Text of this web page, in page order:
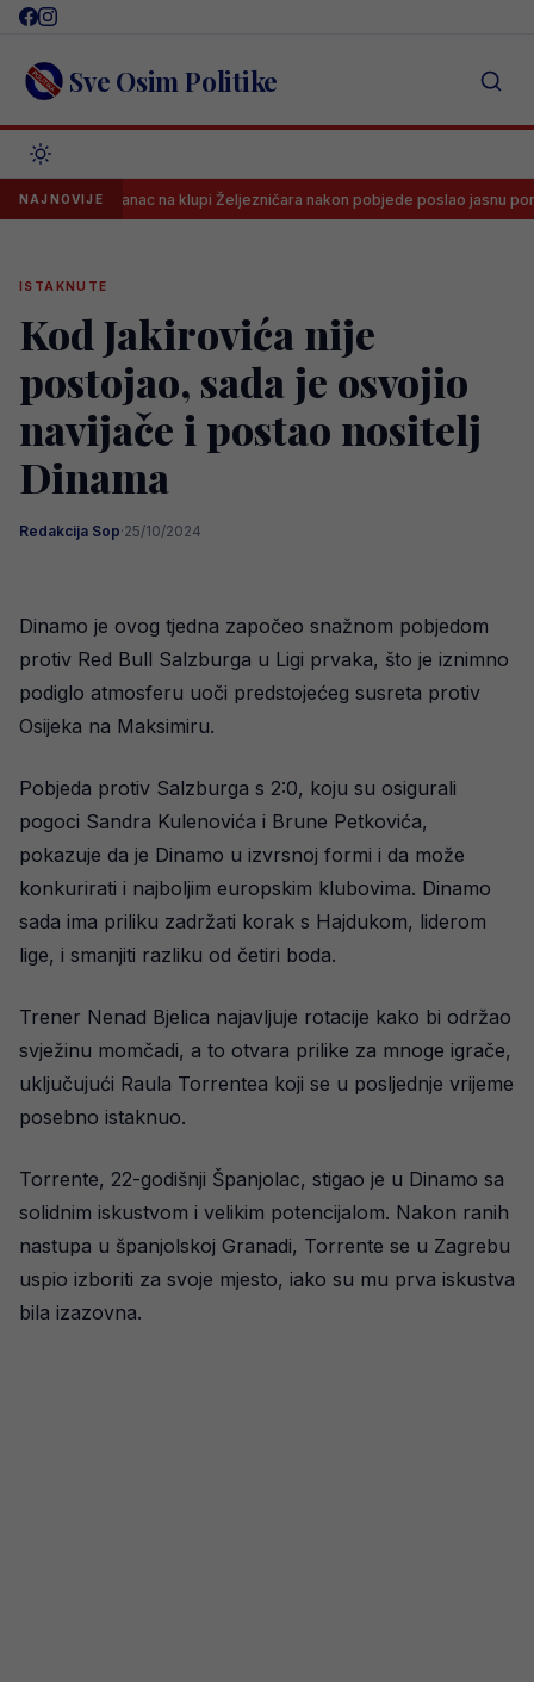
Skip
content Sve Osim Politike
NAJNOVIJE
Španac na klupi Željezničara nakon pobjede poslao jasnu poruku svima
ISTAKNUTE
Kod Jakirovića nije
postojao, sada je osvojio
navijače i postao nositelj
Dinama
Redakcija Sop·25/10/2024
Dinamo je ovog tjedna započeo snažnom pobjedom
protiv Red Bull Salzburga u Ligi prvaka, što je iznimno
podiglo atmosferu uoči predstojećeg susreta protiv
Osijeka na Maksimiru.
Pobjeda protiv Salzburga s 2:0, koju su osigurali
pogoci Sandra Kulenovića i Brune Petkovića,
pokazuje da je Dinamo u izvrsnoj formi i da može
konkurirati i najboljim europskim klubovima. Dinamo
sada ima priliku zadržati korak s Hajdukom, liderom
lige, i smanjiti razliku od četiri boda.
Trener Nenad Bjelica najavljuje rotacije kako bi održao
svježinu momčadi, a to otvara prilike za mnoge igrače,
uključujući Raula Torrentea koji se u posljednje vrijeme
posebno istaknuo.
Torrente, 22-godišnji Španjolac, stigao je u Dinamo sa
solidnim iskustvom i velikim potencijalom. Nakon ranih
nastupa u španjolskoj Granadi, Torrente se u Zagrebu
uspio izboriti za svoje mjesto, iako su mu prva iskustva
bila izazovna.